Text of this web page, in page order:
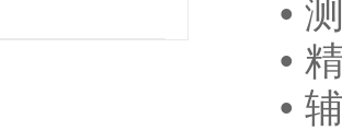
•
•
•